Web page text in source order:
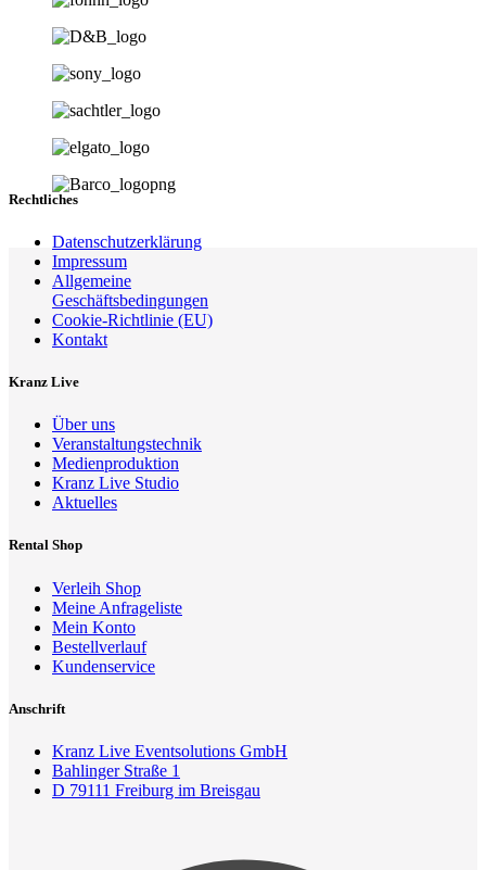
Rechtliches
Datenschutzerklärung
Impressum
Allgemeine
Geschäftsbedingungen
Cookie-Richtlinie (EU)
Kontakt
Kranz Live
Über uns
Veranstaltungstechnik
Medienproduktion
Kranz Live Studio
Aktuelles
Rental Shop
Verleih Shop
Meine Anfrageliste
Mein Konto
Bestellverlauf
Kundenservice
Anschrift
Kranz Live Eventsolutions GmbH
Bahlinger Straße 1
D 79111 Freiburg im Breisgau